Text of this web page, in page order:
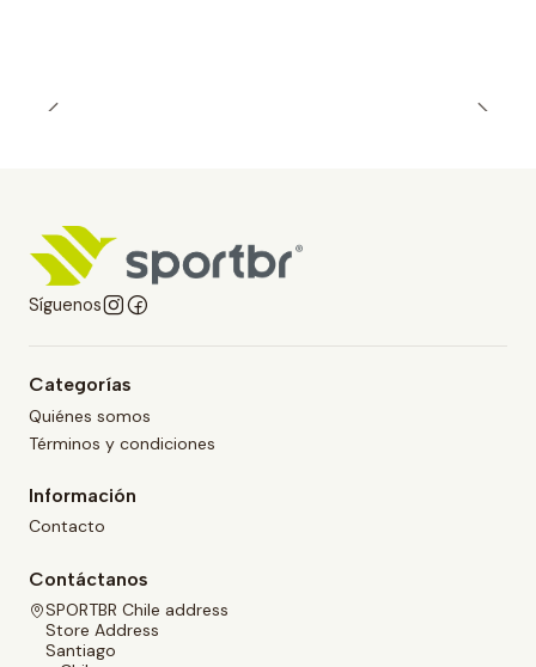
Síguenos
Categorías
Quiénes somos
Términos y condiciones
Información
Contacto
Contáctanos
SPORTBR Chile address
Store Address
Santiago